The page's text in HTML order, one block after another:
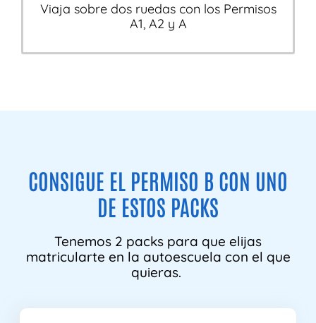
Viaja sobre dos ruedas con los Permisos
A1, A2 y A
CONSIGUE EL PERMISO B CON UNO
DE ESTOS PACKS
Tenemos 2 packs para que elijas
matricularte en la autoescuela con el que
quieras.